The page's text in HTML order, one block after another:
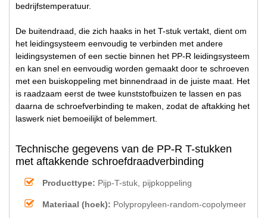
bedrijfstemperatuur.
De buitendraad, die zich haaks in het T-stuk vertakt, dient om
het leidingsysteem eenvoudig te verbinden met andere
leidingsystemen of een sectie binnen het PP-R leidingsysteem
en kan snel en eenvoudig worden gemaakt door te schroeven
met een buiskoppeling met binnendraad in de juiste maat. Het
is raadzaam eerst de twee kunststofbuizen te lassen en pas
daarna de schroefverbinding te maken, zodat de aftakking het
laswerk niet bemoeilijkt of belemmert.
Technische gegevens van de PP-R T-stukken
met aftakkende schroefdraadverbinding
Producttype: Pijp-T-stuk, pijpkoppeling
Materiaal (hoek): Polypropyleen-random-copolymeer